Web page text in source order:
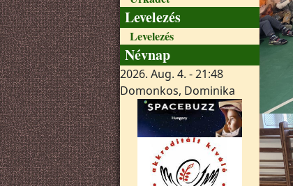
Levelezés
Levelezés
Névnap
2026. Aug. 4. - 21:48
Domonkos, Dominika